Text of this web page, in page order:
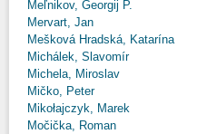
Meľnikov, Georgij P.
Mervart, Jan
Mešková Hradská, Katarína
Michálek, Slavomír
Michela, Miroslav
Mičko, Peter
Mikołajczyk, Marek
Močička, Roman